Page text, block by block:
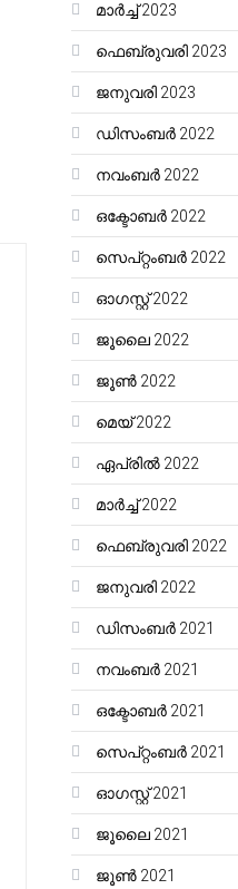
മാർച്ച്‌ 2023
ഫെബ്രുവരി 2023
ജനുവരി 2023
ഡിസംബർ 2022
നവംബർ 2022
ഒക്ടോബർ 2022
സെപ്റ്റംബർ 2022
ഓഗസ്റ്റ്‌ 2022
ജൂലൈ 2022
ജൂൺ 2022
മെയ്‌ 2022
ഏപ്രിൽ 2022
മാർച്ച്‌ 2022
ഫെബ്രുവരി 2022
ജനുവരി 2022
ഡിസംബർ 2021
നവംബർ 2021
ഒക്ടോബർ 2021
സെപ്റ്റംബർ 2021
ഓഗസ്റ്റ്‌ 2021
ജൂലൈ 2021
ജൂൺ 2021